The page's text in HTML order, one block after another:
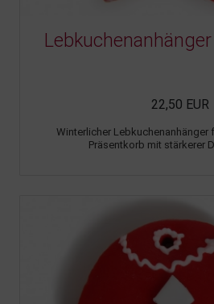
22,50 EUR
Winterlicher Lebkuchenanhänger
Präsentkorb mit stärkerer